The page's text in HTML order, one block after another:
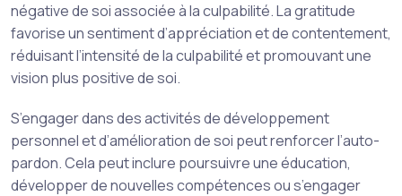
négative de soi associée à la culpabilité. La gratitude
favorise un sentiment d’appréciation et de contentement,
réduisant l’intensité de la culpabilité et promouvant une
vision plus positive de soi.
S’engager dans des activités de développement
personnel et d’amélioration de soi peut renforcer l’auto-
pardon. Cela peut inclure poursuivre une éducation,
développer de nouvelles compétences ou s’engager